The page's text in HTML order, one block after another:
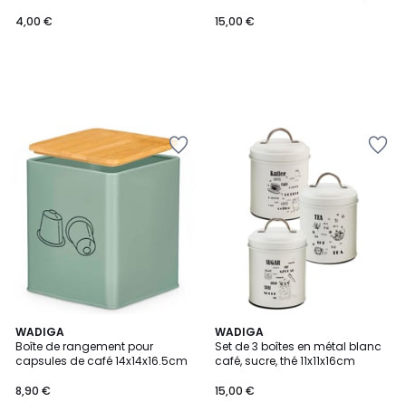
4,00 €
15,00 €
WADIGA
Boîte de rangement pour
capsules de café 14x14x16.5cm
8,90 €
WADIGA
Set de 3 boîtes en métal blanc
café, sucre, thé 11x11x16cm
15,00 €